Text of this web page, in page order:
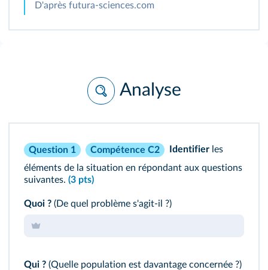
D'après futura‑sciences.com
Analyse
Question 1 Compétence C2 Identifier les
éléments de la situation en répondant aux questions
suivantes. (3 pts)
Quoi ? (De quel problème s'agit‑il ?)
Qui ? (Quelle population est davantage concernée ?)